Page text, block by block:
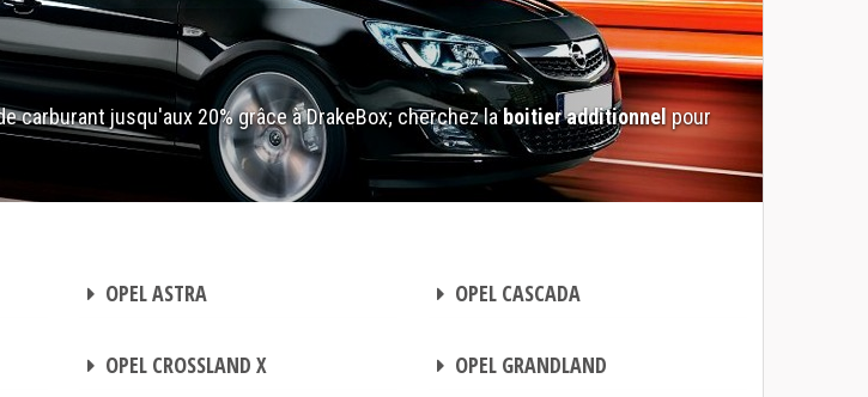
carburant jusqu'aux 20% grâce à DrakeBox; cherchez laboitier additionnelpour
OPEL ASTRA OPEL CASCADA
OPEL CROSSLAND X OPEL GRANDLAND